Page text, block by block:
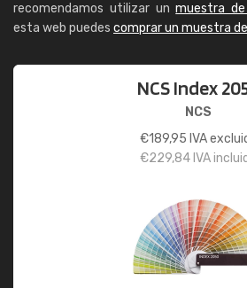
recomendamos utilizar unmuestra
esta web puedes comprar un muestra
NCS Index
NCS
€189,95 IVA
€229,84 IVA